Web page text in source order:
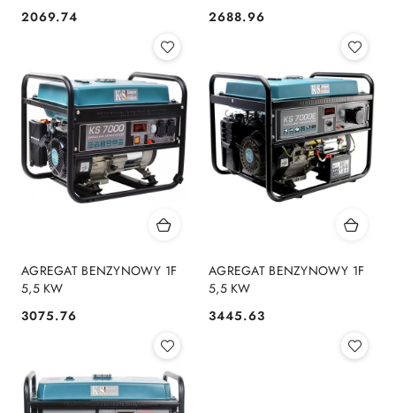
Cena:
2069.74 Cena:
2688.96
AGREGAT BENZYNOWY 1F
5,5 KW
Cena:
3075.76
AGREGAT BENZYNOWY 1F
5,5 KW
Cena:
3445.63